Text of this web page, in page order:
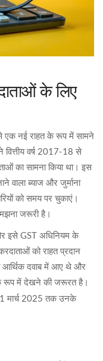
के लिए
एक नई राहत के रूप में सामने
वित्तीय वर्ष 2017-18 से
का सामना किया था। इस
वाला ब्याज और जुर्माना
को समय पर चुकाएं।
जरूरी है।
इसे GST अधिनियम के
को राहत प्रदान
आर्थिक दवाब में आए थे और
के रूप में देखने की जरूरत है।
मार्च 2025 तक उनके